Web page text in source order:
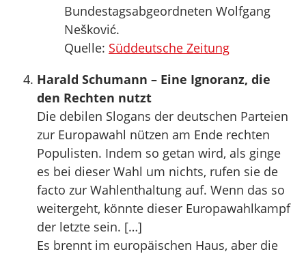
Bundestagsabgeordneten Wolfgang
Nešković.
Quelle: Süddeutsche Zeitung
Harald Schumann – Eine Ignoranz, die
den Rechten nutzt
Die debilen Slogans der deutschen Parteien
zur Europawahl nützen am Ende rechten
Populisten. Indem so getan wird, als ginge
es bei dieser Wahl um nichts, rufen sie de
facto zur Wahlenthaltung auf. Wenn das so
weitergeht, könnte dieser Europawahlkampf
der letzte sein. […]
Es brennt im europäischen Haus, aber die